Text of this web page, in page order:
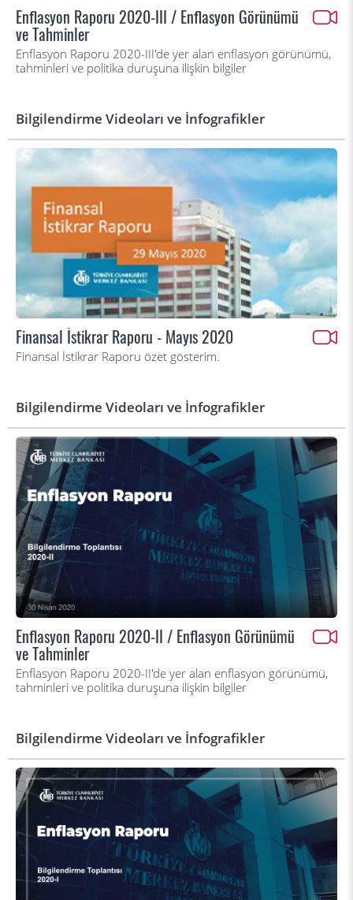
Enflasyon Raporu 2020-III / Enflasyon Görünümü
ve Tahminler
Enflasyon Raporu 2020-III'de yer alan enflasyon görünümü,
tahminleri ve politika duruşuna ilişkin bilgiler
Bilgilendirme Videoları ve İnfografikler
Finansal İstikrar Raporu - Mayıs 2020
Finansal İstikrar Raporu özet gösterim.
Bilgilendirme Videoları ve İnfografikler
Enflasyon Raporu 2020-II / Enflasyon Görünümü
ve Tahminler
Enflasyon Raporu 2020-II'de yer alan enflasyon görünümü,
tahminleri ve politika duruşuna ilişkin bilgiler
Bilgilendirme Videoları ve İnfografikler